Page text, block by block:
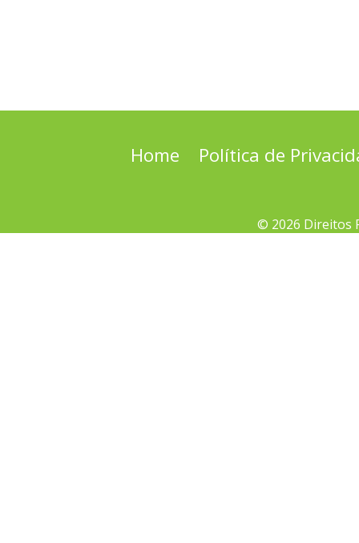
Home Política de
© 2026 Direitos